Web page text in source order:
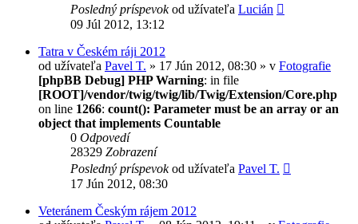
Posledný príspevokod užívateľa Lucián
09 Júl 2012, 13:12
Tatra v Českém ráji 2012
od užívateľa Pavel T. » 17 Jún 2012, 08:30 » v Fotografie
[phpBB Debug] PHP Warning: in file
[ROOT]/vendor/twig/twig/lib/Twig/Extension/Core.php
on line 1266: count(): Parameter must be an array or an
object that implements Countable
0 Odpovedí
28329 Zobrazení
Posledný príspevokod užívateľa Pavel T.
17 Jún 2012, 08:30
Veteránem Českým rájem 2012